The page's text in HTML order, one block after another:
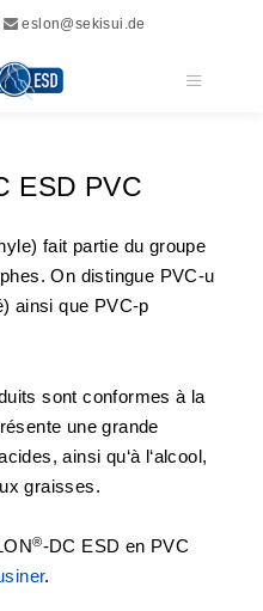
eslon@sekisui.de
ESD PVC
fait partie du groupe
On distingue PVC-u
ainsi que PVC-p
sont conformes à la
une grande
ainsi qu‘à l‘alcool,
graisses.
®-DC ESD en PVC
.